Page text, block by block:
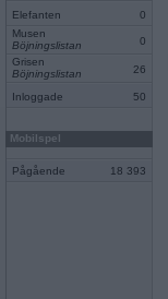
Elefanten
0
Musen
Böjningslistan
0
Grisen
Böjningslistan
26
Inloggade 50
Mobilspel
Pågående 18 393